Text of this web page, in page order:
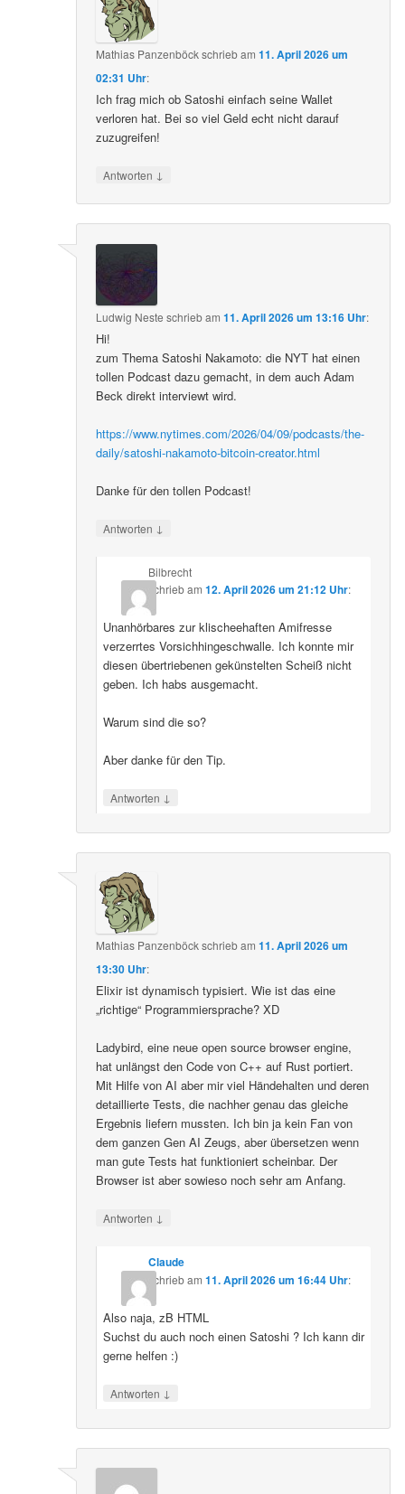
Mathias Panzenböckschriebam11. April 2026 um
02:31 Uhr:
Ich frag mich ob Satoshi einfach seine Wallet
verloren hat. Bei so viel Geld echt nicht darauf
zuzugreifen!
Antworten ↓
Ludwig Neste schriebam11. April 2026 um 13:16 Uhr:
Hi!
zum Thema Satoshi Nakamoto: die NYT hat einen
tollen Podcast dazu gemacht, in dem auch Adam
Beck direkt interviewt wird.
https://www.nytimes.com/2026/04/09/podcasts/the-
daily/satoshi-nakamoto-bitcoin-creator.html
Danke für den tollen Podcast!
Antworten ↓
Bilbrecht
schriebam 12. April 2026 um 21:12 Uhr:
Unanhörbares zur klischeehaften Amifresse
verzerrtes Vorsichhingeschwalle. Ich konnte mir
diesen übertriebenen gekünstelten Scheiß nicht
geben. Ich habs ausgemacht.
Warum sind die so?
Aber danke für den Tip.
Antworten ↓
Mathias Panzenböckschriebam11. April 2026 um
13:30 Uhr:
Elixir ist dynamisch typisiert. Wie ist das eine
„richtige“ Programmiersprache? XD
Ladybird, eine neue open source browser engine,
hat unlängst den Code von C++ auf Rust portiert.
Mit Hilfe von AI aber mir viel Händehalten und deren
detaillierte Tests, die nachher genau das gleiche
Ergebnis liefern mussten. Ich bin ja kein Fan von
dem ganzen Gen AI Zeugs, aber übersetzen wenn
man gute Tests hat funktioniert scheinbar. Der
Browser ist aber sowieso noch sehr am Anfang.
Antworten ↓
Claude
schriebam 11. April 2026 um 16:44 Uhr:
Also naja, zB HTML
Suchst du auch noch einen Satoshi ? Ich kann dir
gerne helfen :)
Antworten ↓